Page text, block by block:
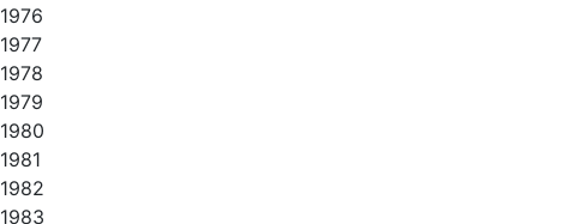
1976
1977
1978
1979
1980
1981
1982
1983